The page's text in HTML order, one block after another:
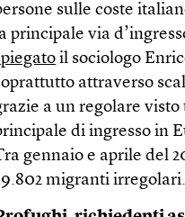
sulle coste
principale via
il sociologo
attraverso
a un regolare
di ingresso in
gennaio e aprile del
migranti irregolari.